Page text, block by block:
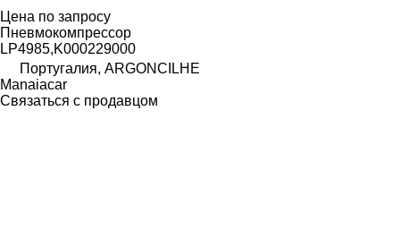
Цена по запросу
Пневмокомпрессор
LP4985,K000229000
Португалия, ARGONCILHE
Manaiacar
Связаться с продавцом